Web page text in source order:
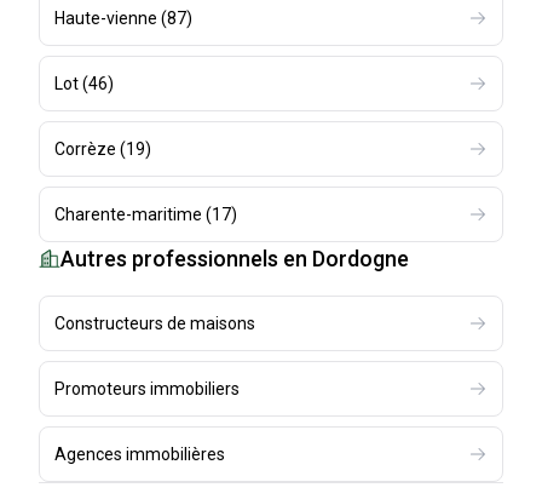
Haute-vienne (87)
Lot(46)
Corrèze (19)
Charente-maritime (17)
Autres professionnels en Dordogne
Constructeurs de maisons
Promoteurs immobiliers
Agences immobilières